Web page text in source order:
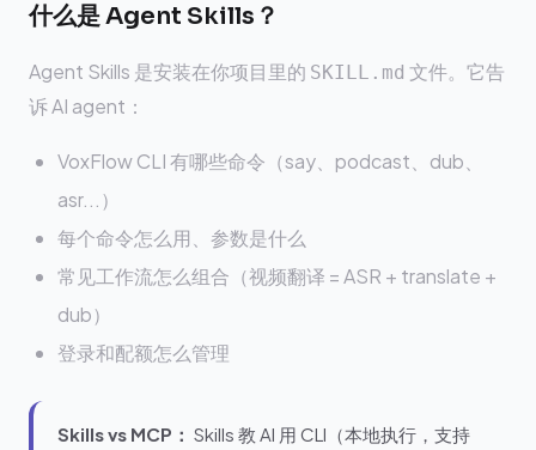
什么是 Agent Skills？
Agent Skills 是安装在你项目里的 SKILL.md 文件。它告
诉 AI agent：
VoxFlow CLI 有哪些命令（say、podcast、dub、
asr...）
每个命令怎么用、参数是什么
常见工作流怎么组合（视频翻译 = ASR + translate +
dub）
登录和配额怎么管理
Skills vs MCP： Skills 教 AI 用 CLI（本地执行，支持